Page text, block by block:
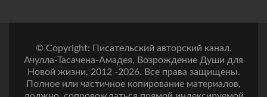
© Copyright: Писательский авторский канал.
Ачулла-Тасачена-Амадея, Возрождение Души для
Новой жизни, 2012 -2026. Все права защищены.
Полное или частичное копирование материалов,